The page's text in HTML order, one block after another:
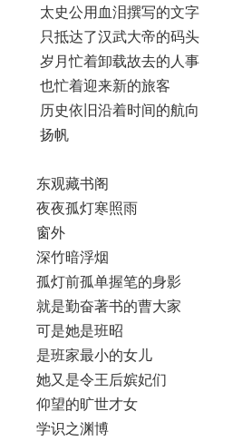
太史公用血泪撰写的文字
只抵达了汉武大帝的码头
岁月忙着卸载故去的人事
也忙着迎来新的旅客
历史依旧沿着时间的航向
扬帆
东观藏书阁
夜夜孤灯寒照雨
窗外
深竹暗浮烟
孤灯前孤单握笔的身影
就是勤奋著书的曹大家
可是她是班昭
是班家最小的女儿
她又是令王后嫔妃们
仰望的旷世才女
学识之渊博